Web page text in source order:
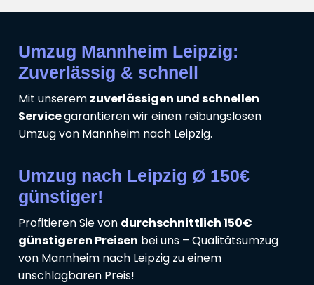
Umzug Mannheim Leipzig:
Zuverlässig & schnell
Mit unserem zuverlässigen und schnellen
Servicegarantieren wir einen reibungslosen
Umzug von Mannheim nach Leipzig.
Umzug nach Leipzig Ø 150€
günstiger!
Profitieren Sie von durchschnittlich 150€
günstigeren Preisen bei uns – Qualitätsumzug
von Mannheim nach Leipzig zu einem
unschlagbaren Preis!